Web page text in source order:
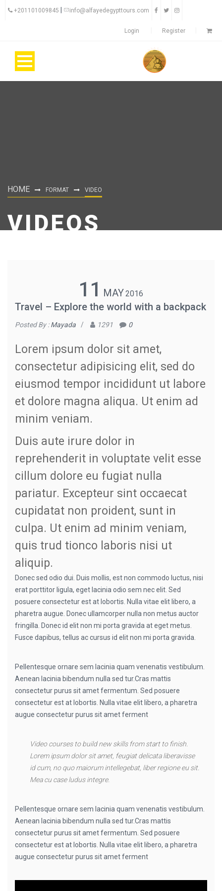
+201101009845 info@alfayedegypttours.com
Login Register
HOME FORMAT VIDEO
VIDEOS
11 MAY2016
Travel – Explore the world with a backpack
Posted By :Mayada / 1291 0
Lorem ipsum dolor sit amet,
consectetur adipisicing elit, sed do
eiusmod tempor incididunt ut labore
et dolore magna aliqua. Ut enim ad
minim veniam.
Duis aute irure dolor in
reprehenderit in voluptate velit esse
cillum dolore eu fugiat nulla
pariatur. Excepteur sint occaecat
cupidatat non proident, sunt in
culpa. Ut enim ad minim veniam,
quis trud tionco laboris nisi ut
aliquip.
Donec sed odio dui. Duis mollis, est non commodo luctus, nisi
erat porttitor ligula, eget lacinia odio sem nec elit. Sed
posuere consectetur est at lobortis. Nulla vitae elit libero, a
pharetra augue. Donec ullamcorper nulla non metus auctor
fringilla. Donec id elit non mi porta gravida at eget metus.
Fusce dapibus, tellus ac cursus id elit non mi porta gravida.
Pellentesque ornare sem lacinia quam venenatis vestibulum.
Aenean lacinia bibendum nulla sed tur.Cras mattis
consectetur purus sit amet fermentum. Sed posuere
consectetur est at lobortis. Nulla vitae elit libero, a pharetra
augue consectetur purus sit amet ferment
Video courses to build new skills from start to finish.
Lorem ipsum dolor sit amet, feugiat delicata liberavisse
id cum, no quo maiorum intellegebat, liber regione eu sit.
Mea cu case ludus integre.
Pellentesque ornare sem lacinia quam venenatis vestibulum.
Aenean lacinia bibendum nulla sed tur.Cras mattis
consectetur purus sit amet fermentum. Sed posuere
consectetur est at lobortis. Nulla vitae elit libero, a pharetra
augue consectetur purus sit amet ferment